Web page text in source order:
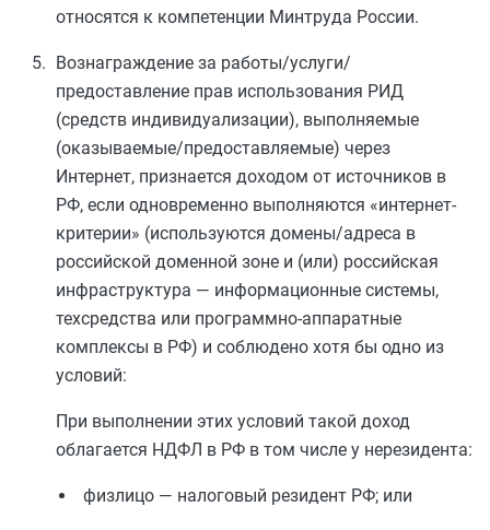
относятся к компетенции Минтруда России.
Вознаграждение за работы/услуги/
предоставление прав использования РИД
(средств индивидуализации), выполняемые
(оказываемые/предоставляемые) через
Интернет, признается доходом от источников в
РФ, если одновременно выполняются «интернет-
критерии» (используются домены/адреса в
российской доменной зоне и (или) российская
инфраструктура — информационные системы,
техсредства или программно-аппаратные
комплексы в РФ) и соблюдено хотя бы одно из
условий:
При выполнении этих условий такой доход
облагается НДФЛ в РФ в том числе у нерезидента:
физлицо — налоговый резидент РФ; или